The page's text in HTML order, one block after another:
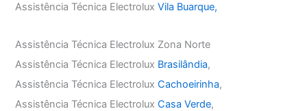
Assistência Técnica ElectroluxVila Buarque,
Assistência Técnica Electrolux Zona Norte
Assistência Técnica Electrolux Brasilândia,
Assistência Técnica ElectroluxCachoeirinha,
Assistência Técnica ElectroluxCasa Verde,